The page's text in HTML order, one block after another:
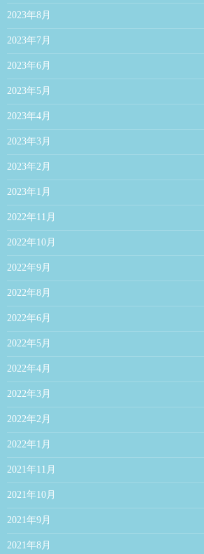
2023年8月
2023年7月
2023年6月
2023年5月
2023年4月
2023年3月
2023年2月
2023年1月
2022年11月
2022年10月
2022年9月
2022年8月
2022年6月
2022年5月
2022年4月
2022年3月
2022年2月
2022年1月
2021年11月
2021年10月
2021年9月
2021年8月